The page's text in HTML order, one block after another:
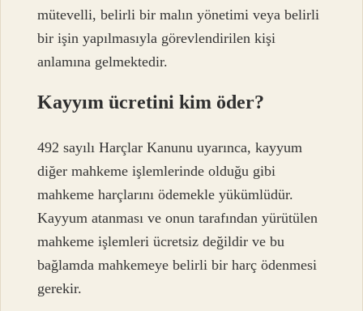
mütevelli, belirli bir malın yönetimi veya belirli
bir işin yapılmasıyla görevlendirilen kişi
anlamına gelmektedir.
Kayyım ücretini kim öder?
492 sayılı Harçlar Kanunu uyarınca, kayyum
diğer mahkeme işlemlerinde olduğu gibi
mahkeme harçlarını ödemekle yükümlüdür.
Kayyum atanması ve onun tarafından yürütülen
mahkeme işlemleri ücretsiz değildir ve bu
bağlamda mahkemeye belirli bir harç ödenmesi
gerekir.